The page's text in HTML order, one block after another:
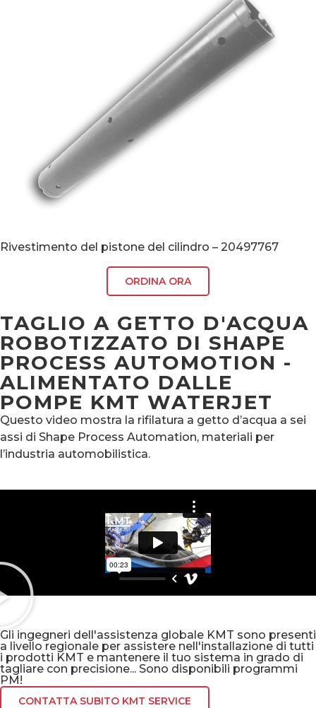
Rivestimento del pistone del cilindro – 20497767
ORDINA ORA
TAGLIO A GETTO D'ACQUA
ROBOTIZZATO DI SHAPE
PROCESS AUTOMOTION -
ALIMENTATO DALLE
POMPE KMT WATERJET
Questo video mostra la rifilatura a getto d’acqua a sei
assi di Shape Process Automation, materiali per
l’industria automobilistica.
Gli ingegneri dell'assistenza globale KMT sono presenti
a livello regionale per assistere nell'installazione di tutti
i prodotti KMT e mantenere il tuo sistema in grado di
tagliare con precisione... Sono disponibili programmi
PM!
CONTATTA SUBITO KMT SERVICE